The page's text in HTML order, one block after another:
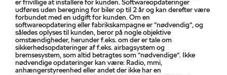
er frivillige at installere for kunden. Softwareopdateringer
udføres uden beregning for biler op til 2 år og kan derefter være
forbundet med en udgift for kunden. Om en
softwareopdatering eller fabrikskampagne er ”nødvendig”, og
således oplyses til kunden, beror på nogle objektive
omstændigheder, herunder f.eks. om der er tale om
sikkerhedsopdateringer af f.eks. airbagsystem og
bremsesystem, som altid betragtes som ”nødvendige”. Ikke
nødvendige opdateringer kan være: Radio, mmi,
anhængerstyreenhed eller andet der ikke har en